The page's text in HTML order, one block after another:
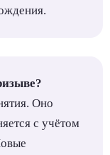
Оно
с учётом